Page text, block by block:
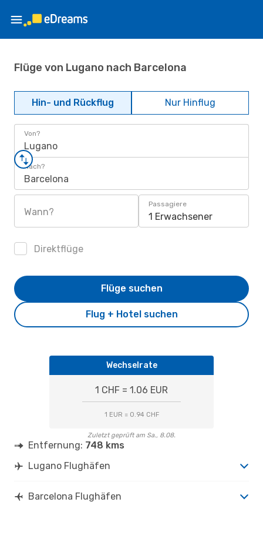
Flüge von Lugano nach Barcelona
Hin- und Rückflug Nur Hinflug
Von?
Lugano
Nach?
Barcelona
Wann?
Passagiere
1 Erwachsener
Direktflüge
Flug + Hotel suchen
Flüge suchen
Wechselrate
1 CHF = 1.06 EUR
1 EUR = 0.94 CHF
Zuletzt geprüft am Sa., 8.08.
Entfernung: 748 kms
Lugano Flughäfen
Barcelona Flughäfen